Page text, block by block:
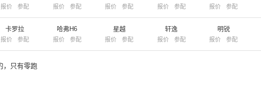
报价 参配 报价 参配 报价 参配 报价 参配 报价 参配
卡罗拉
报价 参配
哈弗H6
报价 参配
星越
报价 参配
轩逸
报价 参配
明锐
报价 参配